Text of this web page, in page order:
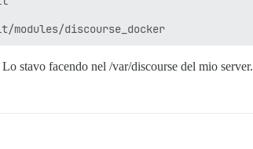
stavo facendo nel /var/discourse del mio server.